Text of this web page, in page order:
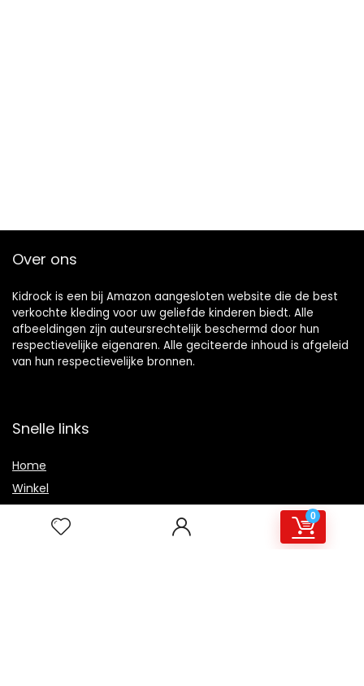
0
Over ons
Kidrock is een bij Amazon aangesloten website die de best
verkochte kleding voor uw geliefde kinderen biedt. Alle
afbeeldingen zijn auteursrechtelijk beschermd door hun
respectievelijke eigenaren. Alle geciteerde inhoud is afgeleid
van hun respectievelijke bronnen.
Snelle links
Home
Winkel
Overzicht